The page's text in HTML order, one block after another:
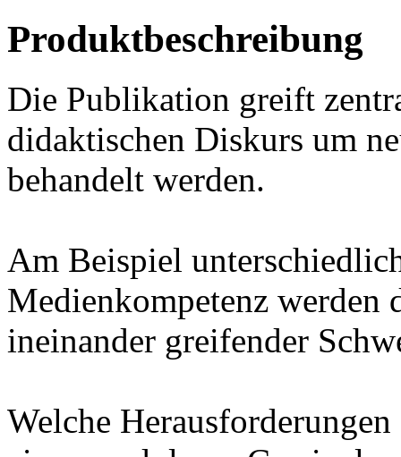
Produktbeschreibung
Die Publikation greift
didaktischen Diskurs um
behandelt werden.
Am Beispiel
Medienkompetenz werden
ineinander greifender
Welche